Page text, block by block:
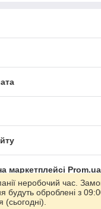
маркетплейсі Prom.ua
неробочий час.
будуть оброблені з
(сьогодні).